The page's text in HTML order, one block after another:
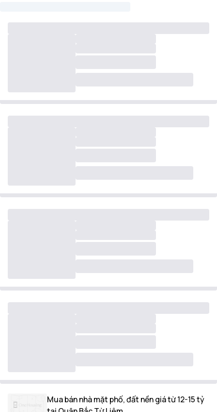
Mua bán nhà mặt phố, đất nền giá từ 12-15 tỷ